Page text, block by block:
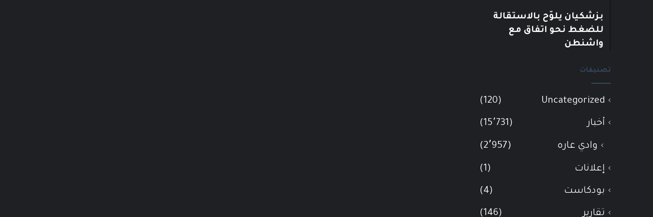
بزشكيان يلوّح بالاستقالة
للضغط نحو اتفاق مع
واشنطن
تصنيفات
Uncategorized
(120)
أخبار (15٬731)
وادي عاره (2٬957)
إعلانات (1)
بودكاست (4)
تقارير (146)